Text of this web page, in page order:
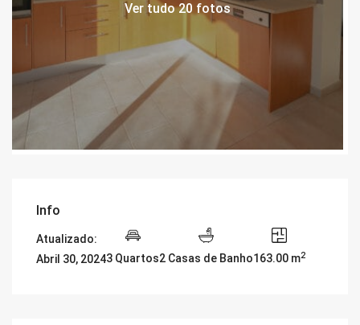
Ver tudo 20 fotos
Info
Atualizado:
Abril 30, 20243 Quartos2 Casas de Banho163.00 m2